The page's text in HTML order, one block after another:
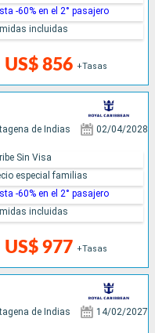
US$ 856 +Tasas
-60% en el 2° pasajero
incluidas
de Indias 02/04/2028
US$ 977 +Tasas
Sin Visa
especial familias
-60% en el 2° pasajero
incluidas
de Indias 14/02/2027